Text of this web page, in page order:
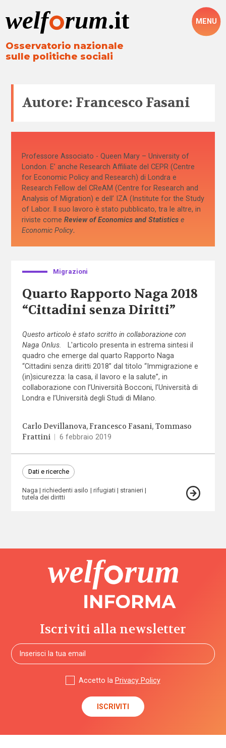
Osservatorio nazionale
sulle politiche sociali
MENU
Autore: Francesco Fasani
Professore Associato - Queen Mary – University of
London. E’ anche Research Affiliate del CEPR (Centre
for Economic Policy and Research) di Londra e
Research Fellow del CReAM (Centre for Research and
Analysis of Migration) e dell’ IZA (Institute for the Study
of Labor. Il suo lavoro è stato pubblicato, tra le altre, in
riviste come Review of Economics and Statistics e
Economic Policy.
Migrazioni
Quarto Rapporto Naga 2018
“Cittadini senza Diritti”
Questo articolo è stato scritto in collaborazione con
Naga Onlus.
L'articolo presenta in estrema sintesi il
quadro che emerge dal quarto Rapporto Naga
“Cittadini senza diritti 2018” dal titolo “Immigrazione e
(in)sicurezza: la casa, il lavoro e la salute”, in
collaborazione con l’Università Bocconi, l’Università di
Londra e l’Università degli Studi di Milano.
Carlo Devillanova Francesco Fasani Tommaso
Frattini
6 febbraio 2019
Dati e ricerche
Naga richiedenti asilo rifugiati
stranieri
tutela dei diritti
Iscriviti alla newsletter
Accetto la Privacy Policy